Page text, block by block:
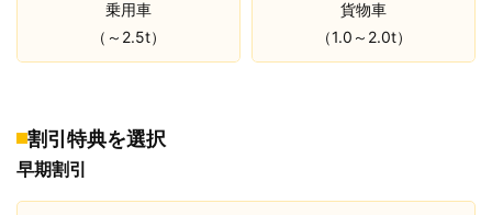
乗用車
（～2.5t）
貨物車
（1.0～2.0t）
割引特典を選択
早期割引